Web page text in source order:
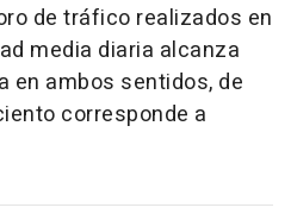
de tráfico realizados en
media diaria alcanza
en ambos sentidos, de
corresponde a